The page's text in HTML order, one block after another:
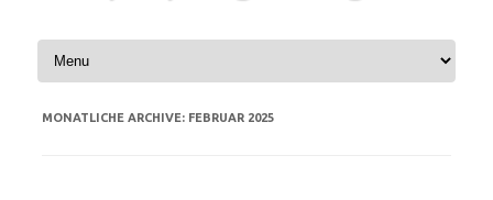
MONATLICHE ARCHIVE: FEBRUAR 2025